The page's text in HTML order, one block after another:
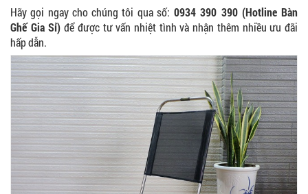
Hãy gọi ngay cho chúng tôi qua số: 0934 390 390 (Hotline Bàn
Ghế Gia Sỉ) để được tư vấn nhiệt tình và nhận thêm nhiều ưu đãi
hấp dẫn.